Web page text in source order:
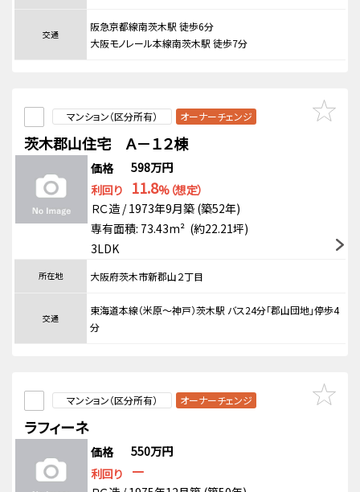
交通
阪急京都線南茨木駅 徒歩6分
大阪モノレール本線南茨木駅 徒歩7分
マンション（区分所有） オーナーチェンジ
茨木郡山住宅 Ａ－１２棟
価格
598万円
利回り
11.8%（想定）
ＲＣ造 / 1973年9月築 (築52年)
専有面積: 73.43m² (約22.21坪)
3LDK
所在地 大阪府茨木市新郡山２丁目
交通
東海道本線（米原～神戸）茨木駅 バス24分「郡山団地」停歩4
分
マンション（区分所有） オーナーチェンジ
ラフィーネ
価格
550万円
利回り
－